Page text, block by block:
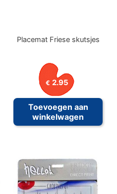
Placemat Friese skutsjes
€ 2.95
Toevoegen aan
winkelwagen